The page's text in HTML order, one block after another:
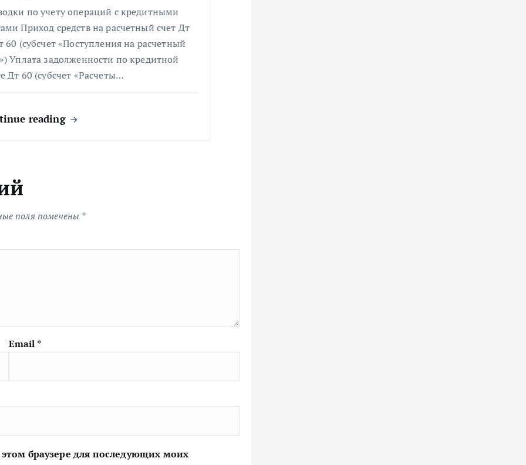
по учету операций с кредитными
Приход средств на расчетный счет Дт
60 (субсчет «Поступления на расчетный
Уплата задолженности по кредитной
Дт 60 (субсчет «Расчеты…
reading
поля помечены *
Email *
браузере для последующих моих